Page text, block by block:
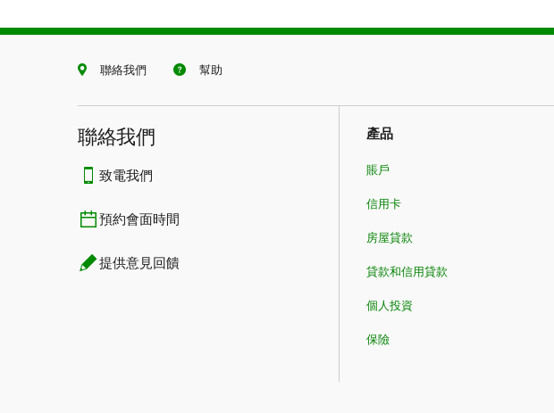
聯絡我們 幫助
聯絡我們
致電我們
預約會面時間
提供意見回饋
產品
賬戶
信用卡
房屋貸款​​​​​​​
貸款和信用貸款
個人投資
保險